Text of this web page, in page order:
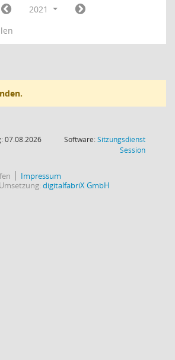
2021
07.08.2026
Software:Sitzungsdienst
Session(Wird in
Impressum
Umsetzung:digitalfabriX GmbH